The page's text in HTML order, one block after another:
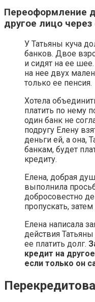
Переоформление
другое лицо через
У Татьяны куча
банков. Двое
и сидят на ее
на нее двух
только ее пенсия.
Хотела
платить по нему
один банк не
подругу Елену
деньги ей, а она,
банкам, будет
кредиту.
Елена, добрая
выполнила
добросовестно
пропускать,
Елена написала
действия
ее платить долг.
кредит на
если только он